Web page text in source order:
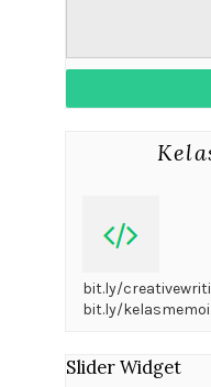
bit.ly/
bit.ly/
Slider Widget